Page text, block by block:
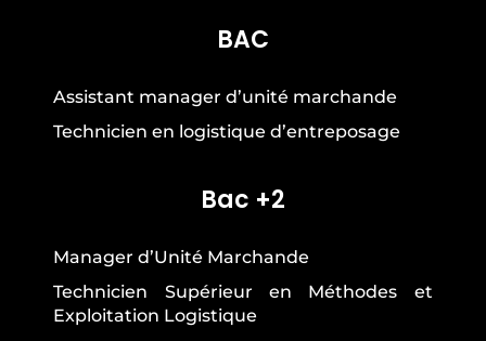
BAC
Assistant manager d’unité marchande
Technicien en logistique d’entreposage
Bac +2
Manager d’Unité Marchande
Technicien Supérieur en Méthodes et
Exploitation Logistique